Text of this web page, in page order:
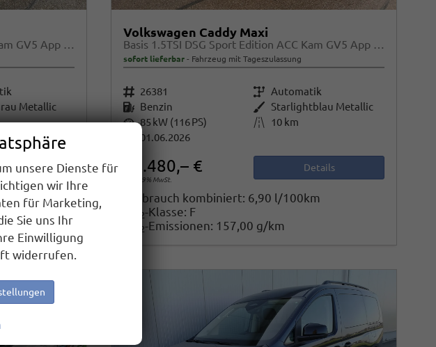
Basis 1.5TSI DSG Sport Edition ACC Kam GV5 App AHK Reling
Metallic
Volkswagen Caddy Maxi
Basis 1.5TSI DSG Sport Edition ACC Kam GV5 App AHK Reling
sofort lieferbar Fahrzeug mit Tageszulassung
Fahrzeugnr. 26381 GetriebeAutomatik
Kraftstoff Benzin Außenfarbe Starlightblau Metallic
Leistung85 kW (116 PS) Kilometerstand 10 km
01.06.2026
36.480,– €
incl. 19% MwSt.
Details
Verbrauch kombiniert: 6,90 l/100km
2-Klasse: F
2-Emissionen: 157,00 g/km
unsere Dienste für
wir Ihre
für Marketing,
Sie uns Ihr
Einwilligung
widerrufen.